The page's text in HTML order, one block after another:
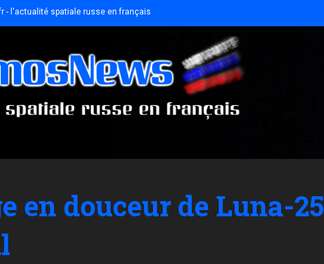
- l'actualité spatiale russe en français
en douceur de Luna-25